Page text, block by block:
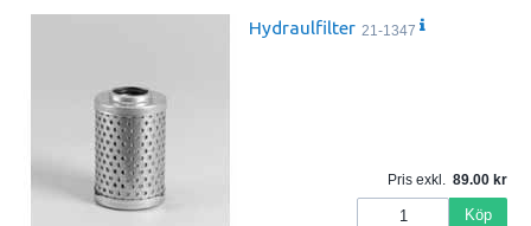
Hydraulfilter 21-1347
Pris exkl. 89.00
Köp